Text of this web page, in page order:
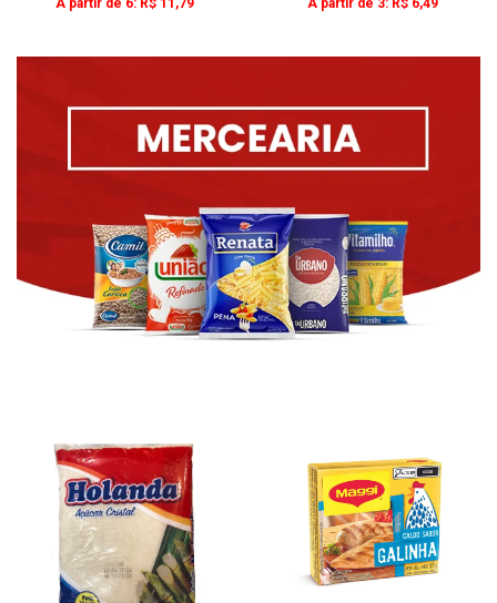
A partir de 6: R$ 11,79 A partir de 3: R$ 6,49